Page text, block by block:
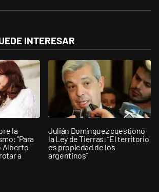
INTERESAR
la
"Para
Alberto
a
Julián Domínguez cuestionó
la Ley de Tierras: “El territorio
es propiedad de los
argentinos”